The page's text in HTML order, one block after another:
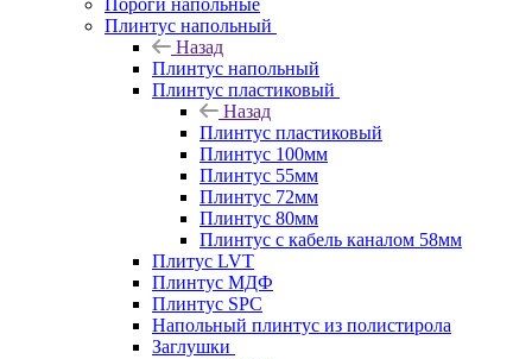
Плинтус напольный
Назад
Плинтус напольный
Плинтус пластиковый
Назад
Плинтус пластиковый
Плинтус 100мм
Плинтус 55мм
Плинтус 72мм
Плинтус 80мм
Плинтус с кабель каналом 58мм
Плитус LVT
Плинтус МДФ
Плинтус SPC
Напольный плинтус из полистирола
Заглушки